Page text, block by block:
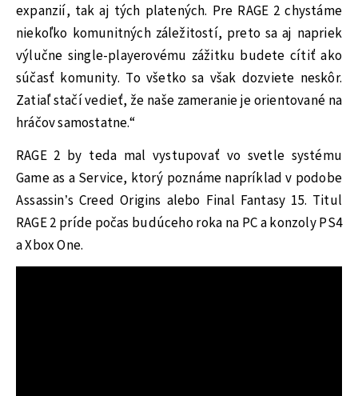
expanzií, tak aj tých platených. Pre RAGE 2 chystáme
niekoľko komunitných záležitostí, preto sa aj napriek
výlučne single-playerovému zážitku budete cítiť ako
súčasť komunity. To všetko sa však dozviete neskôr.
Zatiaľ stačí vedieť, že naše zameranie je orientované na
hráčov samostatne.“
RAGE 2 by teda mal vystupovať vo svetle systému
Game as a Service, ktorý poznáme napríklad v podobe
Assassin’s Creed Origins alebo Final Fantasy 15. Titul
RAGE 2 príde počas budúceho roka na PC a konzoly PS4
a Xbox One.